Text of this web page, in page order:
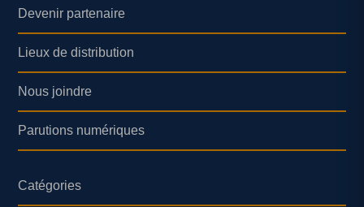
Devenir partenaire
Lieux de distribution
Nous joindre
Parutions numériques
Catégories